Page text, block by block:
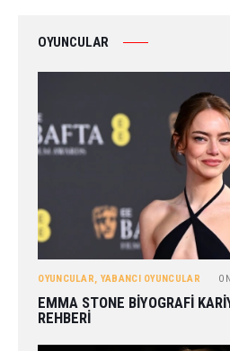
OYUNCULAR
OYUNCULAR, YABANCI OYUNCULAR ON
EMMA STONE BIYOGRAFI
REHBERI